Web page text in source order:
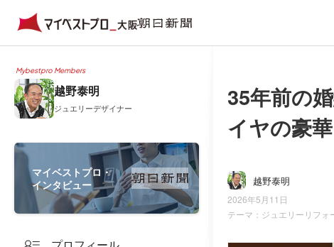
Mybestpro Members
越野泰明
ジュエリーデザイナー
マイベストプロ・
インタビュー
35年前の
イヤの豪
越野泰明
2026年5月11日
テーマ： ジュエリーリフォ